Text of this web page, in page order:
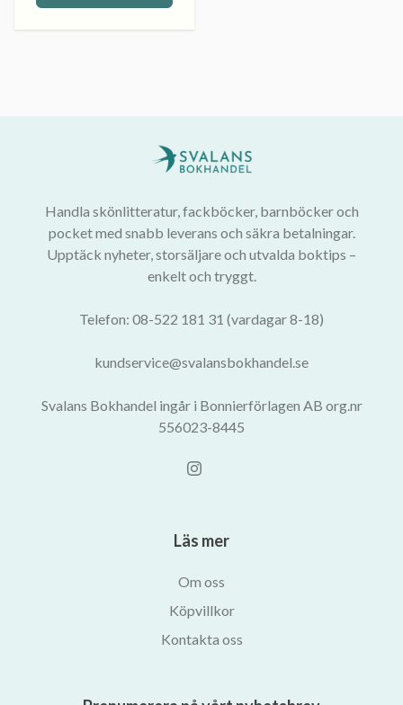
Handla skönlitteratur, fackböcker, barnböcker och
pocket med snabb leverans och säkra betalningar.
Upptäck nyheter, storsäljare och utvalda boktips –
enkelt och tryggt.
Telefon: 08-522 181 31 (vardagar 8-18)
kundservice@svalansbokhandel.se
Svalans Bokhandel ingår i Bonnierförlagen AB org.nr
556023-8445
Läs mer
Om oss
Köpvillkor
Kontakta oss